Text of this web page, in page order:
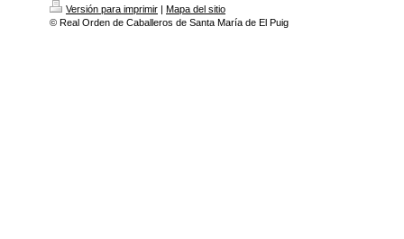
Versión para imprimir | Mapa del sitio
© Real Orden de Caballeros de Santa María de El Puig